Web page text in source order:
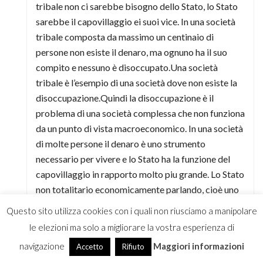
tribale non ci sarebbe bisogno dello Stato, lo Stato
sarebbe il capovillaggio ei suoi vice. In una società
tribale composta da massimo un centinaio di
persone non esiste il denaro, ma ognuno ha il suo
compito e nessuno è disoccupato.Una società
tribale è l’esempio di una società dove non esiste la
disoccupazione.Quindi la disoccupazione è il
problema di una società complessa che non funziona
da un punto di vista macroeconomico. In una società
di molte persone il denaro è uno strumento
necessario per vivere e lo Stato ha la funzione del
capovillaggio in rapporto molto piu grande. Lo Stato
non totalitario economicamente parlando, cioè uno
l’impresa privata avendo l’autorità esclusiva di
creare moneta ossia di essere il vero motore
Questo sito utilizza cookies con i quali non riusciamo a manipolare
le elezioni ma solo a migliorare la vostra esperienza di
navigazione
Accetto Rifiuto Maggiori informazioni